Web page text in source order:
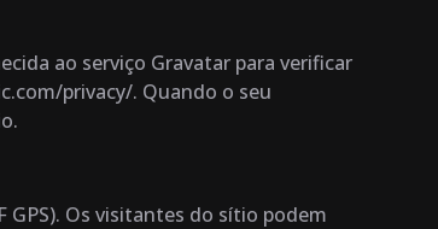
ao serviço Gravatar para verificar
privacy/. Quando o seu
GPS). Os visitantes do sítio podem